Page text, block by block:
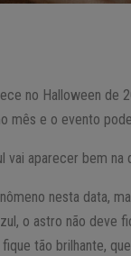
no Halloween de
mês e o evento
vai aparecer bem
nesta data,
o astro não deve
tão brilhante,